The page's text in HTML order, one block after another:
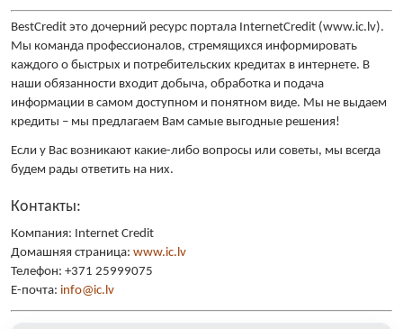
BestCredit это дочерний ресурс портала InternetCredit (www.ic.lv).
Мы команда профессионалов, стремящихся информировать
каждого о быстрых и потребительских кредитах в интернете. В
наши обязанности входит добыча, обработка и подача
информации в самом доступном и понятном виде. Мы не выдаем
кредиты – мы предлагаем Вам самые выгодные решения!
Если у Вас возникают какие-либо вопросы или советы, мы всегда
будем рады ответить на них.
Контакты:
Компания: Internet Credit
Домашняя страница: www.ic.lv
Телефон: +371 25999075
E-почта: info@ic.lv